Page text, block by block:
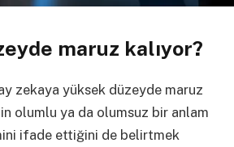
maruz kalıyor?
zekaya yüksek düzeyde maruz
olumlu ya da olumsuz bir anlam
ifade ettiğini de belirtmek